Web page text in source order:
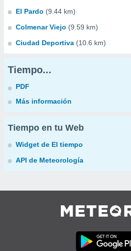
El Pardo (9.44 km)
Colmenar Viejo (9.59 km)
Ciudad Deportiva (10.6 km)
Tiempo...
PDF
Más información
Tiempo en tu Web
Widget de El tiempo
API de Meteorología